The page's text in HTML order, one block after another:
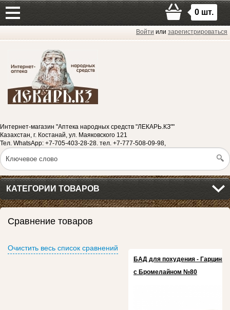
Войти или зарегистрироваться
Интернет-магазин "Аптека народных средств "ЛЕКАРЬ.КЗ""
Казахстан, г. Костанай, ул. Маяковского 121
Тел. WhatsApp: +7-705-403-28-28. тел. +7-777-508-09-98,
0 шт.
КАТЕГОРИИ ТОВАРОВ
Сравнение товаров
Очистить весь список сравнений
БАД для похудения - Гарциния
с Бромелайном №80